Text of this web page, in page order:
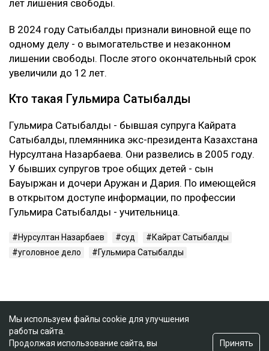
лет лишения свободы.
В 2024 году Сатыбалды признали виновной еще по
одному делу - о вымогательстве и незаконном
лишении свободы. После этого окончательный срок
увеличили до 12 лет.
Кто такая Гульмира Сатыбалды
Гульмира Сатыбалды - бывшая супруга Кайрата
Сатыбалды, племянника экс-президента Казахстана
Нурсултана Назарбаева. Они развелись в 2005 году.
У бывших супругов трое общих детей - сын
Бауыржан и дочери Аружан и Дария. По имеющейся
в открытом доступе информации, по профессии
Гульмира Сатыбалды - учительница.
Нурсултан Назарбаев суд
Кайрат Сатыбалды
уголовное дело
Гульмира Сатыбалды
Мы используем файлы cookie для улучшения
работы сайта.
Продолжая использование сайта, вы
Принять